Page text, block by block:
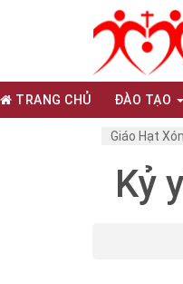
TRANG CHỦ ĐÀO TẠO
Giáo Hạt
Kỷ